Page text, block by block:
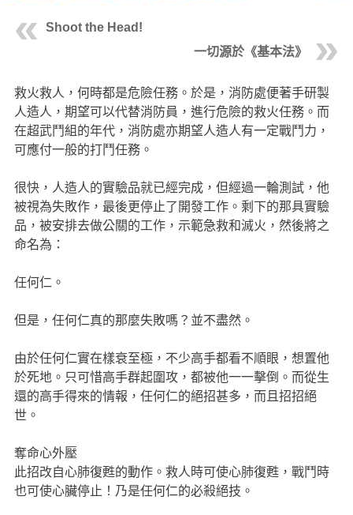
Shoot the Head!
一切源於《基本法》
救火救人，何時都是危險任務。於是，消防處便著手研製
人造人，期望可以代替消防員，進行危險的救火任務。而
在超武鬥組的年代，消防處亦期望人造人有一定戰鬥力，
可應付一般的打鬥任務。
很快，人造人的實驗品就已經完成，但經過一輪測試，他
被視為失敗作，最後更停止了開發工作。剩下的那具實驗
品，被安排去做公關的工作，示範急救和滅火，然後將之
命名為：
任何仁。
但是，任何仁真的那麼失敗嗎？並不盡然。
由於任何仁實在樣衰至極，不少高手都看不順眼，想置他
於死地。只可惜高手群起圍攻，都被他一一擊倒。而從生
還的高手得來的情報，任何仁的絕招甚多，而且招招絕
世。
奪命心外壓
此招改自心肺復甦的動作。救人時可使心肺復甦，戰鬥時
也可使心臟停止！乃是任何仁的必殺絕技。